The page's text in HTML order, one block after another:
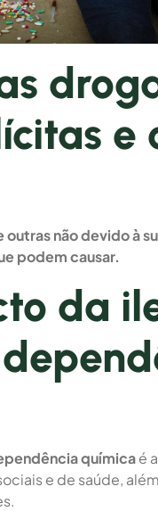
e
não devido à
podem causar.
da
químicaé
e de saúde,